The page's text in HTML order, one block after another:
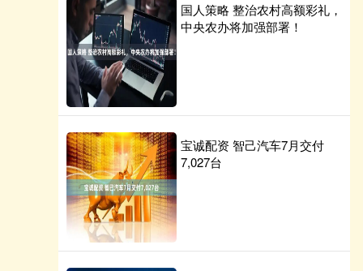
国人策略 整治农村高额彩礼，
中央农办将加强部署！
宝诚配资 智己汽车7月交付
7,027台